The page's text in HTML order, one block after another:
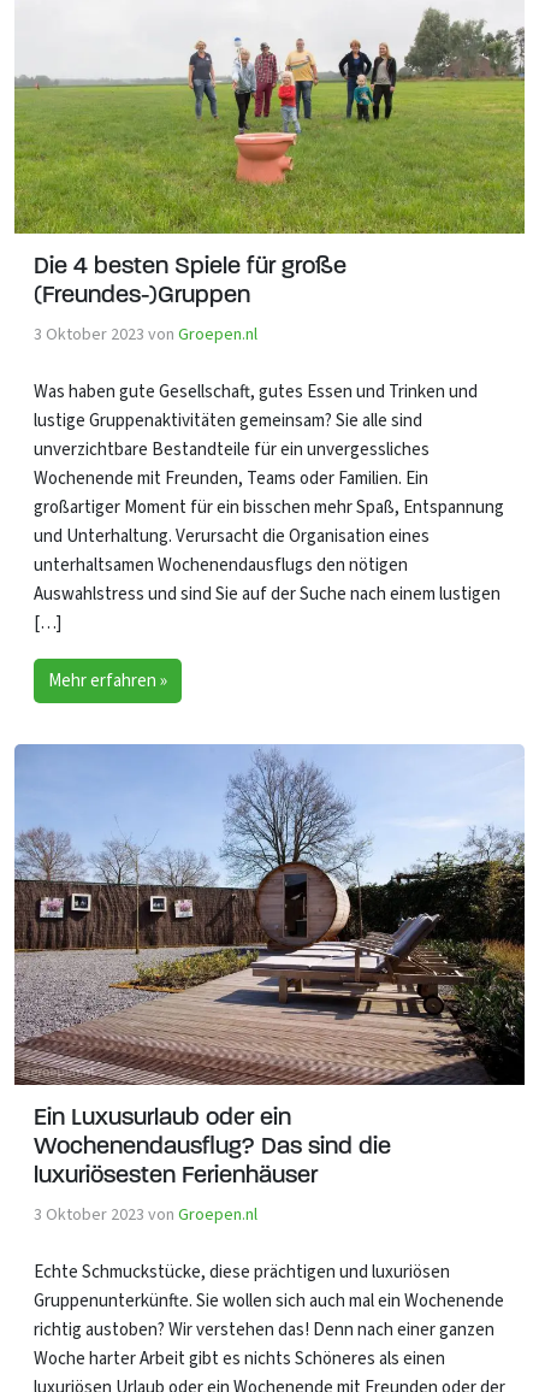
Die 4 besten Spiele für große
(Freundes-)Gruppen
3 Oktober 2023 von Groepen.nl
Was haben gute Gesellschaft, gutes Essen und Trinken und
lustige Gruppenaktivitäten gemeinsam? Sie alle sind
unverzichtbare Bestandteile für ein unvergessliches
Wochenende mit Freunden, Teams oder Familien. Ein
großartiger Moment für ein bisschen mehr Spaß, Entspannung
und Unterhaltung. Verursacht die Organisation eines
unterhaltsamen Wochenendausflugs den nötigen
Auswahlstress und sind Sie auf der Suche nach einem lustigen
[…]
Mehr erfahren »
Ein Luxusurlaub oder ein
Wochenendausflug? Das sind die
luxuriösesten Ferienhäuser
3 Oktober 2023 von Groepen.nl
Echte Schmuckstücke, diese prächtigen und luxuriösen
Gruppenunterkünfte. Sie wollen sich auch mal ein Wochenende
richtig austoben? Wir verstehen das! Denn nach einer ganzen
Woche harter Arbeit gibt es nichts Schöneres als einen